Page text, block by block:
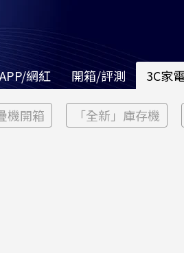
網紅 開箱/評測 3C家
機開箱 「全新」庫存機